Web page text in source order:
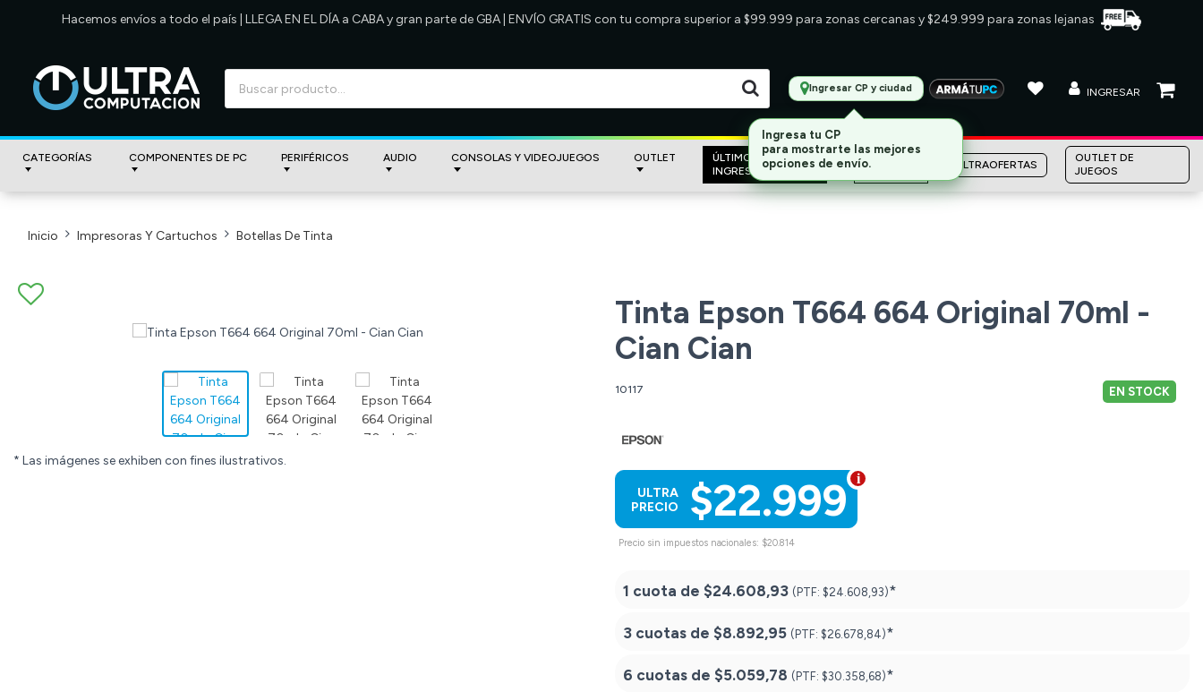
Hacemos envíos a todo el país | LLEGA EN EL DÍA a CABA y gran parte de GBA | ENVÍO GRATIS con tu compra superior a $99.999 para zonas cercanas y $249.999 para zonas lejanas
Ingresar CP y ciudad INGRESAR
CATEGORÍAS COMPONENTES DE PC PERIFÉRICOS AUDIO CONSOLAS Y VIDEOJUEGOS OUTLET
ÚLTIMOS
INGRESOS
MARCAS
ULTRAOFERTAS
OUTLET DE
JUEGOS
Inicio Impresoras Y Cartuchos Botellas De Tinta
* Las imágenes se exhiben con fines ilustrativos.
Tinta Epson T664 664 Original 70ml -
Cian Cian
10117 EN STOCK
$22.999
ULTRA
PRECIO
Precio sin impuestos nacionales: $20.814
1 cuota de $24.608,93 (PTF: $24.608,93)*
3 cuotas de $8.892,95 (PTF: $26.678,84)*
6 cuotas de $5.059,78 (PTF: $30.358,68)*